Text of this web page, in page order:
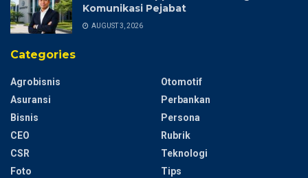
Komunikasi Pejabat
AUGUST 3, 2026
Categories
Agrobisnis
Asuransi
Bisnis
CEO
CSR
Foto
Otomotif
Perbankan
Persona
Rubrik
Teknologi
Tips